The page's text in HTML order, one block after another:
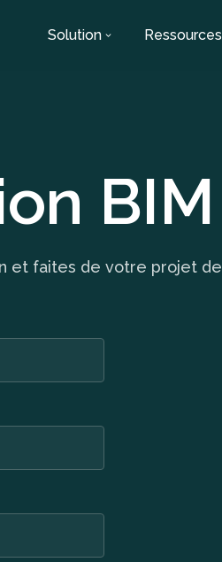
Solution Ressources
BIM
et faites de votre projet de